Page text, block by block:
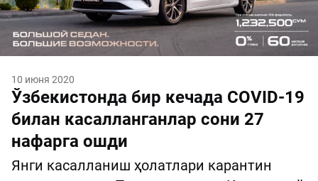
10 июня 2020
Ўзбекистонда бир кечада COVID-19
билан касалланганлар сони 27
нафарга ошди
Янги касалланиш ҳолатлари карантин